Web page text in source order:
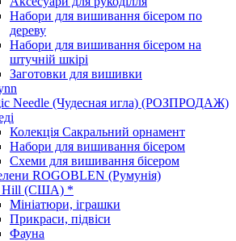
Набори для вишивання бісером по
дереву
Набори для вишивання бісером на
штучній шкірі
Заготовки для вишивки
Needle (Чудесная игла) (РОЗПРОДАЖ)
Колекція Сакральний орнамент
Набори для вишивання бісером
Схеми для вишивання бісером
ROGOBLEN (Румунія)
Hill (США) *
Мініатюри, іграшки
Прикраси, підвіси
Фауна